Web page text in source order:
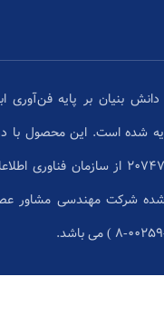
بنیان بر پایه فن‌آوری
ارایه شده است. این محصول با
فنی به شماره 207472 از سازمان
شده شرکت مهندسی مشاور